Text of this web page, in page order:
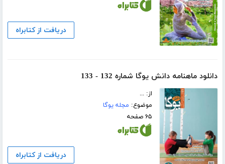
دریافت از کتابراه
دانلود ماهنامه دانش یوگا شماره 132 - 133
از: ...
موضوع: مجله یوگا
۶۵ صفحه
دریافت از کتابراه